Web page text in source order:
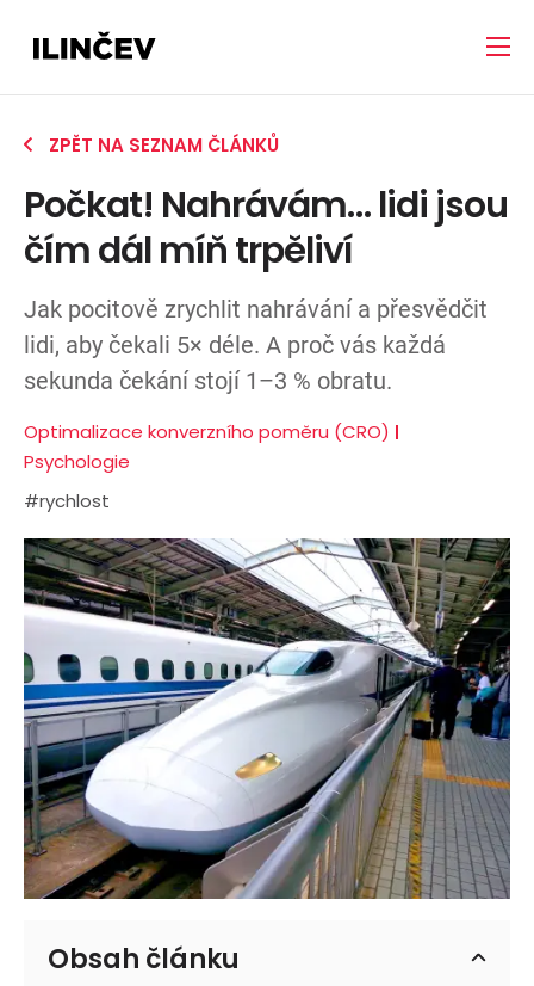
ZPĚT NA SEZNAM ČLÁNKŮ
Počkat! Nahrávám… lidi jsou
čím dál míň trpěliví
Jak pocitově zrychlit nahrávání a přesvědčit
lidi, aby čekali 5× déle. A proč vás každá
sekunda čekání stojí 1–3 % obratu.
Optimalizace konverzního poměru (CRO)
Psychologie
#rychlost
Obsah článku